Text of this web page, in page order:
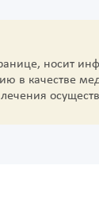
носит
в качестве